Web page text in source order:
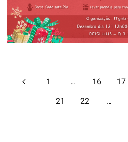
1 … 16 17
21
22 …